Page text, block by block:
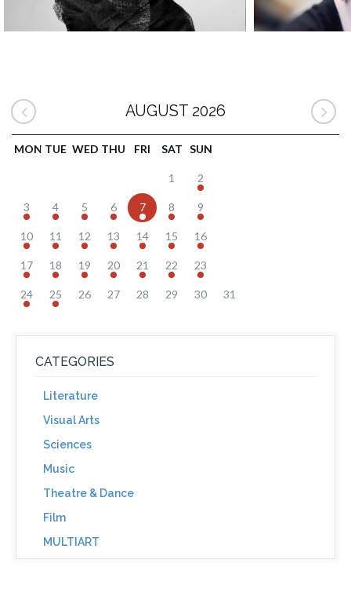
AUGUST 2026
MON TUE WED THU FRI SAT SUN
1 2
3 4 5 6 7 8 9
10 11 12 13 14 15 16
17 18 19 20 21 22 23
24 25 26 27 28 29 30 31
CATEGORIES
Literature
Visual Arts
Sciences
Music
Theatre & Dance
Film
MULTIART